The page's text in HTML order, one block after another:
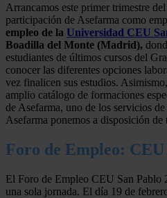
Arrancamos este primer trimestre
participación de Asefarma como
empleo de la Universidad CEU
Boadilla del Monte (Madrid),
estudiantes de últimos cursos del
conocer las diferentes opciones
vez finalicen sus estudios.
amplio catálogo de formaciones
de Asefarma, uno de los servicios
Asefarma ponemos a disposición
Foro de Empleo: CEU
El Foro de Empleo CEU San Pablo
una sola jornada. El día 19 de